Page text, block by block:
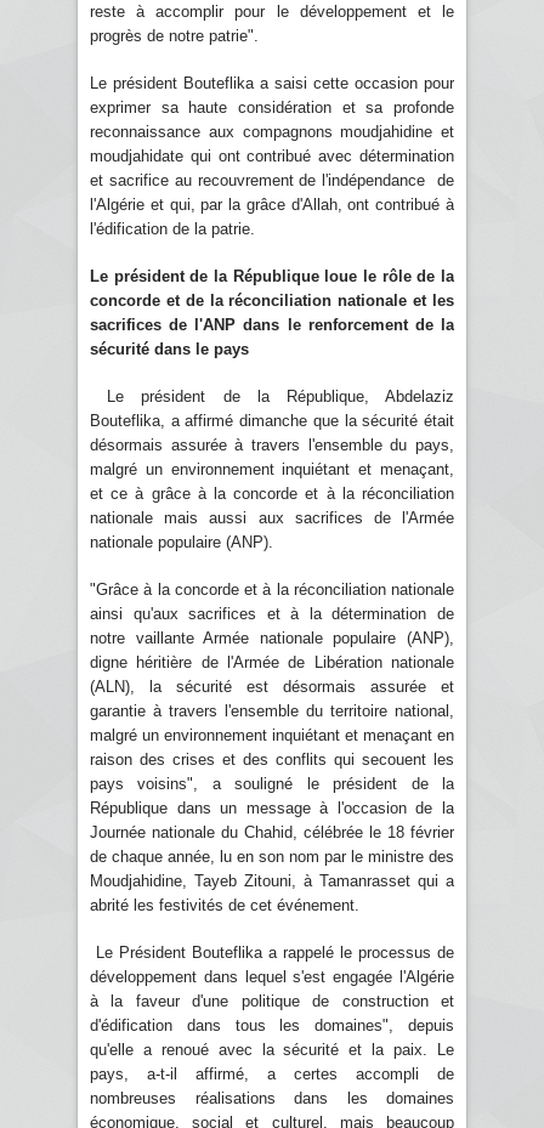
reste à accomplir pour le développement et le
progrès de notre patrie".
Le président Bouteflika a saisi cette occasion pour
exprimer sa haute considération et sa profonde
reconnaissance aux compagnons moudjahidine et
moudjahidate qui ont contribué avec détermination
et sacrifice au recouvrement de l'indépendance de
l'Algérie et qui, par la grâce d'Allah, ont contribué à
l'édification de la patrie.
Le président de la République loue le rôle de la
concorde et de la réconciliation nationale et les
sacrifices de l'ANP dans le renforcement de la
sécurité dans le pays
Le président de la République, Abdelaziz
Bouteflika, a affirmé dimanche que la sécurité était
désormais assurée à travers l'ensemble du pays,
malgré un environnement inquiétant et menaçant,
et ce à grâce à la concorde et à la réconciliation
nationale mais aussi aux sacrifices de l'Armée
nationale populaire (ANP).
"Grâce à la concorde et à la réconciliation nationale
ainsi qu'aux sacrifices et à la détermination de
notre vaillante Armée nationale populaire (ANP),
digne héritière de l'Armée de Libération nationale
(ALN), la sécurité est désormais assurée et
garantie à travers l'ensemble du territoire national,
malgré un environnement inquiétant et menaçant en
raison des crises et des conflits qui secouent les
pays voisins", a souligné le président de la
République dans un message à l'occasion de la
Journée nationale du Chahid, célébrée le 18 février
de chaque année, lu en son nom par le ministre des
Moudjahidine, Tayeb Zitouni, à Tamanrasset qui a
abrité les festivités de cet événement.
Le Président Bouteflika a rappelé le processus de
développement dans lequel s'est engagée l'Algérie
à la faveur d'une politique de construction et
d'édification dans tous les domaines", depuis
qu'elle a renoué avec la sécurité et la paix. Le
pays, a-t-il affirmé, a certes accompli de
nombreuses réalisations dans les domaines
économique, social et culturel, mais beaucoup